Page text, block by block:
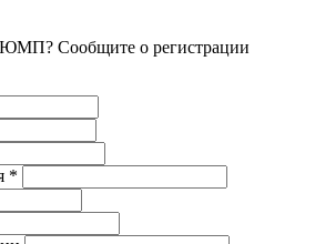
Сообщите о регистрации
*